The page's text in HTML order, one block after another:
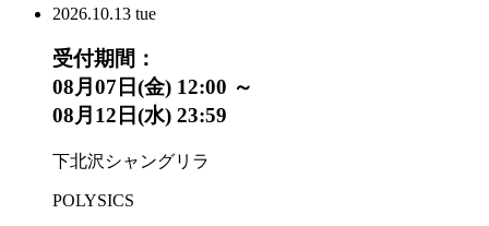
2026.10.13 tue
受付期間：
08月07日(金) 12:00 ～
08月12日(水) 23:59
下北沢シャングリラ
POLYSICS